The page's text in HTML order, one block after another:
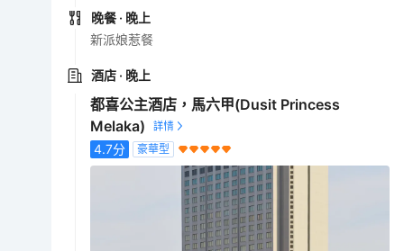
晚餐 · 晚上
新派娘惹餐
酒店 · 晚上
都喜公主酒店，馬六甲(Dusit Princess
Melaka)
4.7分 豪華型